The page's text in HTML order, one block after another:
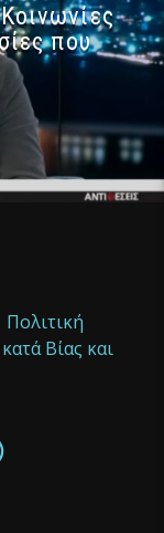
που
Πολιτική
Βίας και